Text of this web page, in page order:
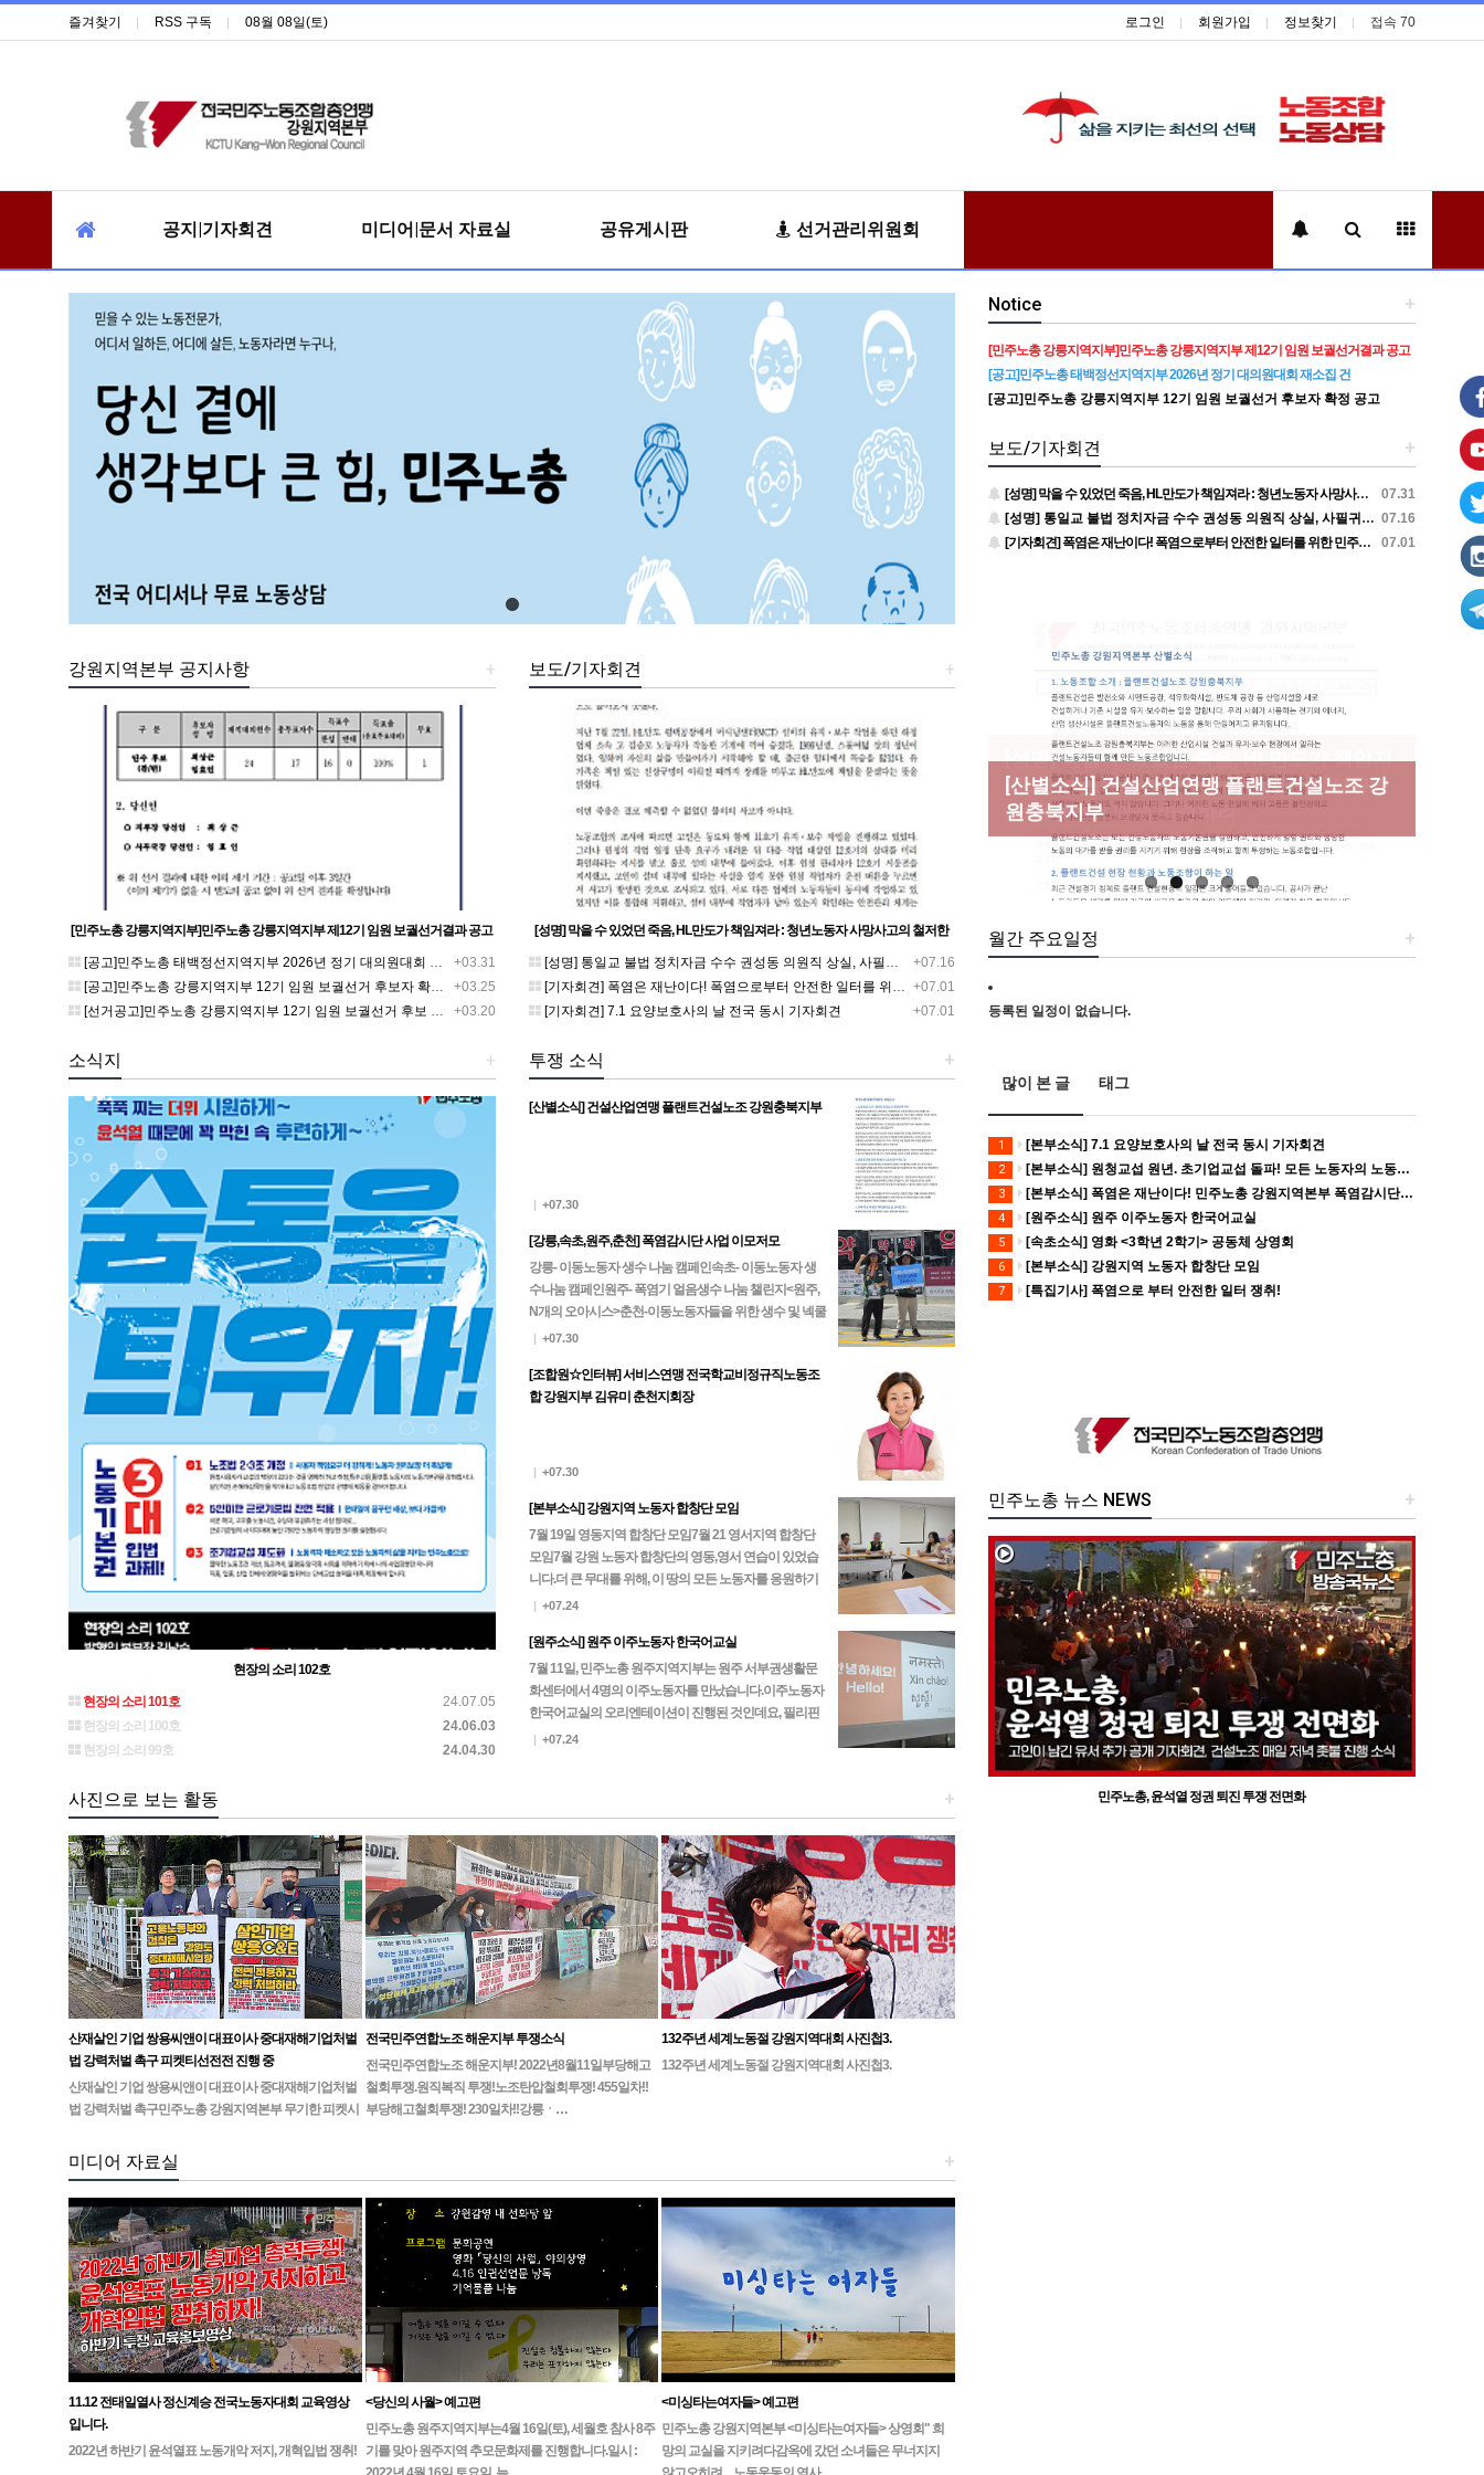
즐겨찾기 RSS 구독 08월 08일(토) 로그인 회원가입 정보찾기 접속 70
공지|기자회견 미디어|문서 자료실 공유게시판 선거관리위원회
+
강원지역본부 공지사항
[민주노총 강릉지역지부]민주노총 강릉지역지부 제12기 임원 보궐선거결과 공고
+03.31
[공고]민주노총 태백정선지역지부 2026년 정기 대의원대회 재소집 건
+03.25
[공고]민주노총 강릉지역지부 12기 임원 보궐선거 후보자 확정 공고
+03.20
[선거공고]민주노총 강릉지역지부 12기 임원 보궐선거 후보 등록 기간 연장 공고
+
보도/기자회견
[성명] 막을 수 있었던 죽음, HL만도가 책임져라 : 청년노동자 사망사고의 철저한
+07.16
[성명] 통일교 불법 정치자금 수수 권성동 의원직 상실, 사필귀정이다
+07.01
[기자회견] 폭염은 재난이다! 폭염으로부터 안전한 일터를 위한 민주노총 강원지역본부 폭염감시단 선포 기자회견
+07.01
[기자회견] 7.1 요양보호사의 날 전국 동시 기자회견
+
소식지
현장의 소리 102호
24.07.05
현장의 소리 101호
24.06.03
현장의 소리 100호
24.04.30
현장의 소리 99호
+
투쟁 소식
[산별소식] 건설산업연맹 플랜트건설노조 강원충북지부
| +07.30
[강릉,속초,원주,춘천] 폭염감시단 사업 이모저모
강릉- 이동노동자 생수 나눔 캠페인속초- 이동노동자 생
수나눔 캠페인원주- 폭염기 얼음생수 나눔 챌린지<원주,
N개의 오아시스>춘천-이동노동자들을 위한 생수 및 넥쿨
러, 팔토시 나눔
| +07.30
[조합원☆인터뷰] 서비스연맹 전국학교비정규직노동조
합 강원지부 김유미 춘천지회장
| +07.30
[본부소식] 강원지역 노동자 합창단 모임
7월 19일 영동지역 합창단 모임7월 21 영서지역 합창단
모임 7월 강원 노동자 합창단의 영동,영서 연습이 있었습
니다.더 큰 무대를 위해, 이 땅의 모든 노동자를 응원하기
위해, 노동자 합창단은 한 마음 한 뜻으로…
| +07.24
[원주소식] 원주 이주노동자 한국어교실
7월 11일, 민주노총 원주지역지부는 원주 서부권생활문
화센터에서 4명의 이주노동자를 만났습니다.이주노동자
한국어교실의 오리엔테이션이 진행된 것인데요, 필리핀
과 네팔 노동자들이 찾아주셨고 이후 진행되는 본 수업에
| +07.24
+
사진으로 보는 활동
산재살인 기업 쌍용씨앤이 대표이사 중대재해기업처벌
법 강력처벌 촉구 피켓티선전전 진행 중
산재살인 기업 쌍용씨앤이 대표이사 중대재해기업처벌
법 강력처벌 촉구민주노총 강원지역본부 무기한 피켓시
전국민주연합노조 해운지부 투쟁소식
전국민주연합노조 해운지부! 2022년8월11일부당해고
철회투쟁.원직복직 투쟁!노조탄압철회투쟁! 455일차!!
부당해고철회투쟁! 230일차!!강릉ㆍ…
132주년 세계노동절 강원지역대회 사진첩3.
132주년 세계노동절 강원지역대회 사진첩3.
+
미디어 자료실
11.12 전태일열사 정신계승 전국노동자대회 교육영상
입니다.
2022년 하반기 윤석열표 노동개악 저지, 개혁입법 쟁취!
<당신의 사월> 예고편
민주노총 원주지역지부는4월 16일(토), 세월호 참사 8주
기를 맞아 원주지역 추모문화제를 진행합니다.일시 :
<미싱타는여자들> 예고편
민주노총 강원지역본부 <미싱타는여자들> 상영회" 희
망의 교실을 지키려다감옥에 갔던 소녀들은 무너지지
+
Notice
[민주노총 강릉지역지부]민주노총 강릉지역지부 제12기 임원 보궐선거결과 공고
[공고]민주노총 태백정선지역지부 2026년 정기 대의원대회 재소집 건
[공고]민주노총 강릉지역지부 12기 임원 보궐선거 후보자 확정 공고
+
보도/기자회견
07.31
[성명] 막을 수 있었던 죽음, HL만도가 책임져라 : 청년노동자 사망사고의 철저한 진상규명과 재발방지 대책 마련하라
07.16
[성명] 통일교 불법 정치자금 수수 권성동 의원직 상실, 사필귀정이다
07.01
[기자회견] 폭염은 재난이다! 폭염으로부터 안전한 일터를 위한 민주노총 강원지역본부 폭염감시단 선포 기자회견
[성명] 막을 수 있었던 죽음, HL만도가 책임져
라 : 청년노동자 사망사고의 철저한 진상규명
과 재발방지 대책 마련하라
[산별소식] 건설산업연맹 플랜트건설노조 강
원충북지부
[강릉,속초,원주,춘천] 폭염감시단 사업 이모
저모
[조합원☆인터뷰] 서비스연맹 전국학교비정
규직노동조합 강원지부 김유미 춘천지회장
[본부소식] 강원지역 노동자 합창단 모임
+
월간 주요일정
등록된 일정이 없습니다.
많이 본 글 태그
1 [본부소식] 7.1 요양보호사의 날 전국 동시 기자회견
2 [본부소식] 원청교섭 원년. 초기업교섭 돌파! 모든 노동자의 노동기본권 쟁취! 민주노총 7.15 총파업대회
3 [본부소식] 폭염은 재난이다! 민주노총 강원지역본부 폭염감시단 선포 기자회견
4 [원주소식] 원주 이주노동자 한국어교실
5 [속초소식] 영화 <3학년 2학기> 공동체 상영회
6 [본부소식] 강원지역 노동자 합창단 모임
7 [특집기사] 폭염으로 부터 안전한 일터 쟁취!
+
민주노총 뉴스 NEWS
민주노총, 윤석열 정권 퇴진 투쟁 전면화